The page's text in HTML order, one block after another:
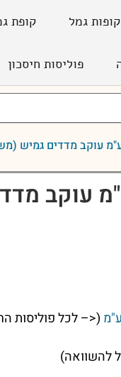
קופות גמל קופת
פוליסות חיסכון
עוקב מדדים גמיש
עוקב
(<– לכל פוליסות
להשוואה)